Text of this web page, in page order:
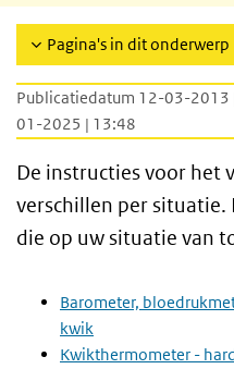
Pagina's in dit onderwerp
Publicatiedatum 12-03-2013
01-2025 | 13:48
De instructies voor het
verschillen per
die op uw situatie van
Barometer,
kwik
Kwikthermometer -